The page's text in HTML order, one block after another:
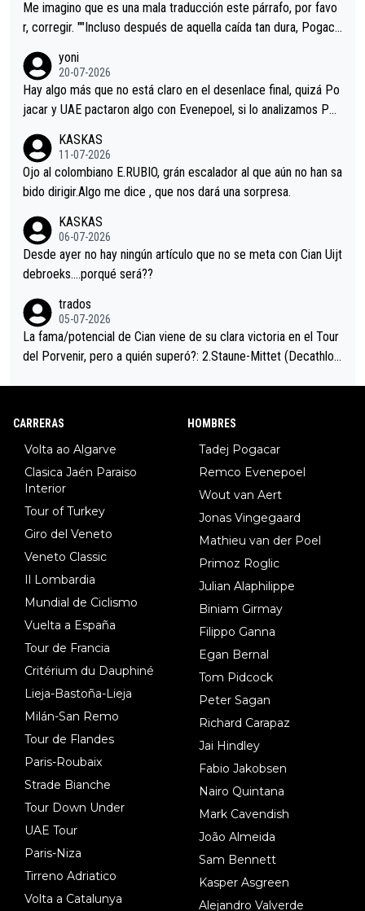
tristes sin victorias.
Me imagino que es una mala traducción este párrafo, por favo
r, corregir. ""Incluso después de aquella caída tan dura, Pogaca
permaneció pegado a su rueda. Parecía increíble la forma en l
a que era capaz de controlar el miedo", recordó."
yoni
20-07-2026
Hay algo más que no está claro en el desenlace final, quizá Po
jacar y UAE pactaron algo con Evenepoel, si lo analizamos Poj
i sin pedalear, luego está el saludo con Evenepoel dándose la
mano de una manera muy fraternal, más allá de los típicos toqu
es en el hombro con que saludaba a Vingegard. Ahí hubo una in
eta, a ver si por querer poner a Del Toro con calzador en posi
ción de podio UAE y Pojacar se van complicar el tour.
KASKAS
11-07-2026
Ojo al colombiano E.RUBIO, grán escalador al que aún no han sa
bido dirigir.Algo me dice , que nos dará una sorpresa.
KASKAS
06-07-2026
Desde ayer no hay ningún artículo que no se meta con Cian Uijt
debroeks….porqué será??
trados
05-07-2026
La fama/potencial de Cian viene de su clara victoria en el Tour
del Porvenir, pero a quién superó?: 2.Staune-Mittet (Decathlon,
CARRERAS
Volta ao Algarve
Clasica Jaén Paraiso
Interior
Tour of Turkey
Giro del Veneto
Veneto Classic
Il Lombardia
Mundial de Ciclismo
Vuelta a España
Tour de Francia
Critérium du Dauphiné
Lieja-Bastoña-Lieja
Milán-San Remo
Tour de Flandes
Paris-Roubaix
Strade Bianche
Tour Down Under
UAE Tour
Paris-Niza
Tirreno Adriatico
Volta a Catalunya
HOMBRES
Tadej Pogacar
Remco Evenepoel
Wout van Aert
Jonas Vingegaard
Mathieu van der Poel
Primoz Roglic
Julian Alaphilippe
Biniam Girmay
Filippo Ganna
Egan Bernal
Tom Pidcock
Peter Sagan
Richard Carapaz
Jai Hindley
Fabio Jakobsen
Nairo Quintana
Mark Cavendish
João Almeida
Sam Bennett
Kasper Asgreen
Alejandro Valverde